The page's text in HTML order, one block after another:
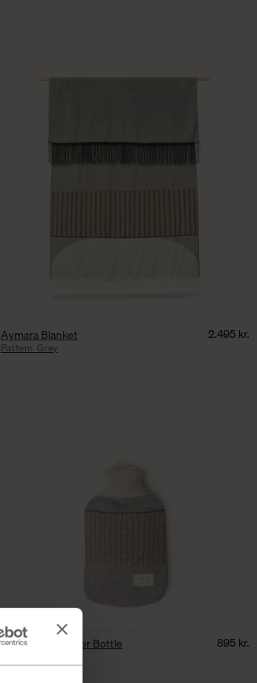
Aymara Blanket
Pattern Grey
2.495kr.
Aymara Hot Water Bottle 895kr.